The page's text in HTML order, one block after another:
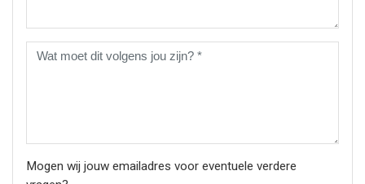
Mogen wij jouw emailadres voor eventuele verdere